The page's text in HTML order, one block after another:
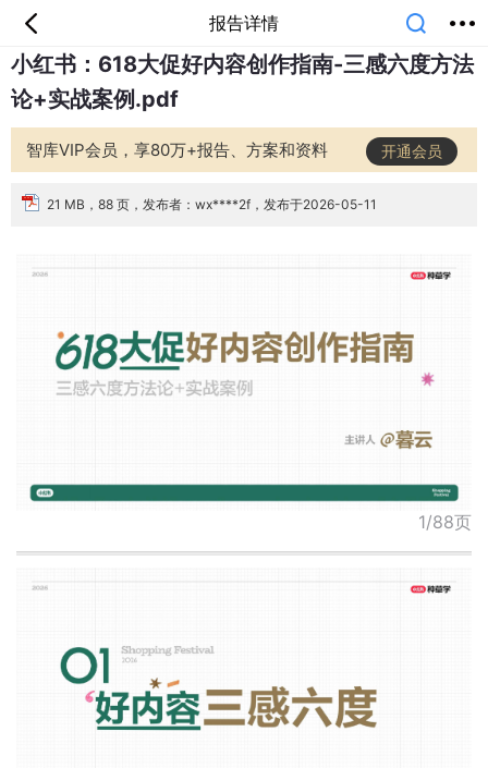
报告详情
首页 分类 专题 会员
我的
课堂
中小学
生活
汽车
小红书：618大促好内容创作指南-三感六度方法
论+实战案例.pdf
智库VIP会员，享80万+报告、方案和资料 开通会员
21 MB，88 页，发布者：wx****2f，发布于2026-05-11
1/88页